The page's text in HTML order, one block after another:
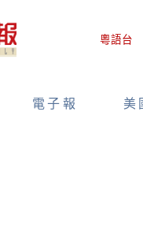
粵語台
電子報 美